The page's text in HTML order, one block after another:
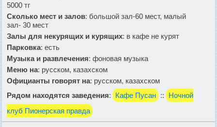
5000 тг
Сколько мест и залов: большой зал-60 мест, малый
зал- 30 мест
Залы для некурящих и курящих: в кафе не курят
Парковка: есть
Музыка и развлечения: фоновая музыка
Меню на: русском, казахском
Официанты говорят на: русском, казахском
Рядом находятся заведения: Кафе Пусан ::
Ночной
клуб Пионерская правда